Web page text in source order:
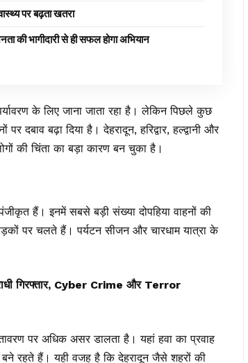
पर बढ़ता खतरा
की भागीदारी से ही सफल होगा अभियान
के लिए जाना जाता रहा है। लेकिन पिछले कुछ
दबाव बढ़ा दिया है। देहरादून, हरिद्वार, हल्द्वानी और
की चिंता का बड़ा कारण बन चुका है।
हैं। इनमें सबसे बड़ी संख्या दोपहिया वाहनों की
पर चलते हैं। पर्यटन सीजन और चारधाम यात्रा के
गिरफ्तार, Cyber Crime और Terror
पर अधिक असर डालता है। यहां हवा का प्रवाह
रहते हैं। यही वजह है कि देहरादून जैसे शहरों की